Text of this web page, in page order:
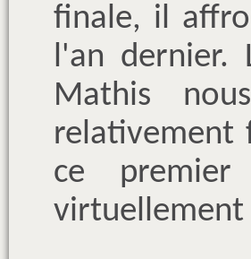
finale, il
l'an dernier.
Mathis
relativement
ce
virtuellement